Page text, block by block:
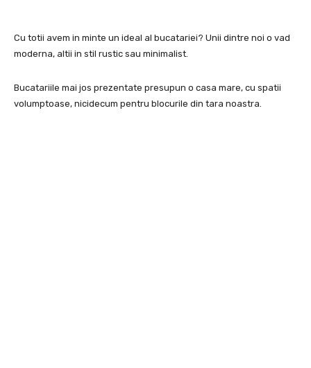
Cu totii avem in minte un ideal al bucatariei? Unii dintre noi o vad
moderna, altii in stil rustic sau minimalist.
Bucatariile mai jos prezentate presupun o casa mare, cu spatii
volumptoase, nicidecum pentru blocurile din tara noastra.